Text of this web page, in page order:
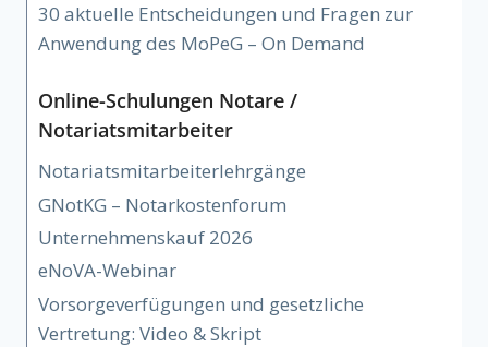
30 aktuelle Entscheidungen und Fragen zur
Anwendung des MoPeG – On Demand
Online-Schulungen Notare /
Notariatsmitarbeiter
Notariatsmitarbeiterlehrgänge
GNotKG – Notarkostenforum
Unternehmenskauf 2026
eNoVA-Webinar
Vorsorgeverfügungen und gesetzliche
Vertretung: Video & Skript